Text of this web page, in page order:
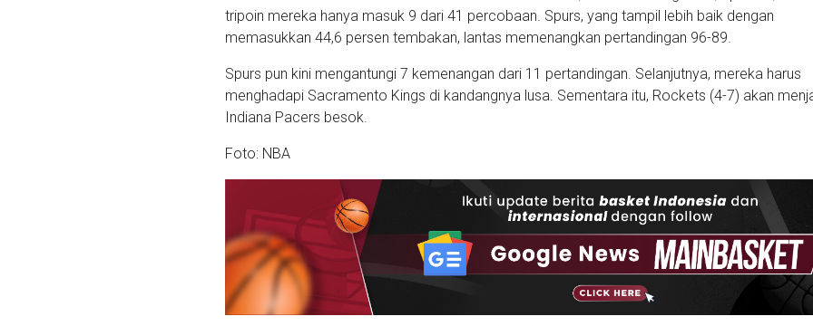
tripoin mereka hanya masuk 9 dari 41 percobaan. Spurs, yang tampil lebih baik dengan
memasukkan 44,6 persen tembakan, lantas memenangkan pertandingan 96-89.
Spurs pun kini mengantungi 7 kemenangan dari 11 pertandingan. Selanjutnya, mereka harus
menghadapi Sacramento Kings di kandangnya lusa. Sementara itu, Rockets (4-7) akan
Indiana Pacers besok.
Foto: NBA